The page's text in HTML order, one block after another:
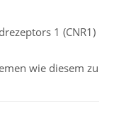
1 (CNR1)
wie diesem zu